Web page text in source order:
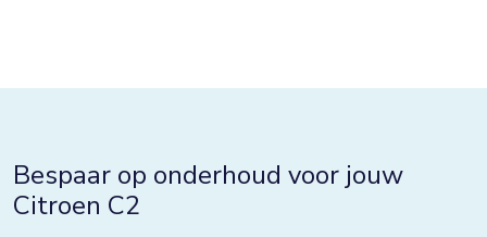
Bespaar op onderhoud voor jouw
Citroen C2